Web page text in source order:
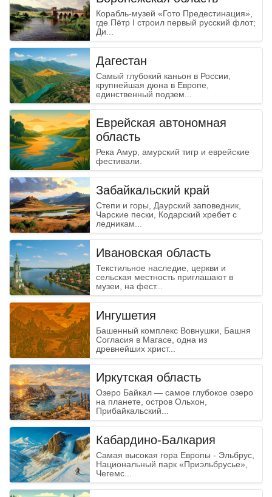
Корабль-музей «Гото Предестинация»,
где Пётр I строил первый русский флот;
Ди...
Дагестан
Самый глубокий каньон в России,
крупнейшая дюна в Европе,
единственный подзем...
Еврейская автономная
область
Река Амур, амурский тигр и еврейские
фестивали.
Забайкальский край
Степи и горы, Даурский заповедник,
Чарские пески, Кодарский хребет с
ледникам...
Ивановская область
Текстильное наследие, церкви и
сельская местность приглашают в
музеи, на фест...
Ингушетия
Башенный комплекс Вовнушки, Башня
Согласия в Магасе, одна из
древнейших христ...
Иркутская область
Озеро Байкал — самое глубокое озеро
на планете, остров Ольхон,
Прибайкальский...
Кабардино-Балкария
Самая высокая гора Европы - Эльбрус,
Национальный парк «Приэльбрусье»,
Чегемс...